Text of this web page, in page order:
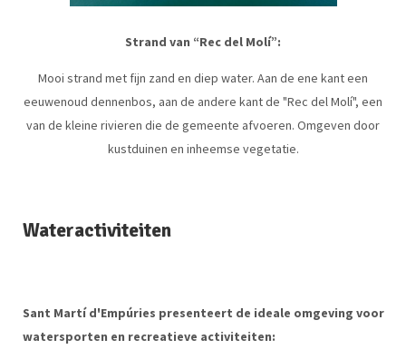
Strand van “Rec del Molí”:
Mooi strand met fijn zand en diep water. Aan de ene kant een
eeuwenoud dennenbos, aan de andere kant de "Rec del Molí", een
van de kleine rivieren die de gemeente afvoeren. Omgeven door
kustduinen en inheemse vegetatie.
Wateractiviteiten
Sant Martí d'Empúries presenteert de ideale omgeving voor
watersporten en recreatieve activiteiten: